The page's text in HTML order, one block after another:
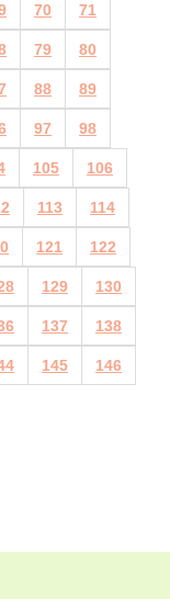
70 71
79 80
88 89
97 98
105 106
113 114
121 122
129 130
137 138
145 146